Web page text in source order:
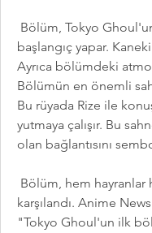
başlangıç yapar.
Ayrıca bölümdeki
Bölümün en önemli
Bu rüyada Rize ile
yutmaya çalışır. Bu
olan bağlantısını
karşılandı. Anime
"Tokyo Ghoul'un ilk